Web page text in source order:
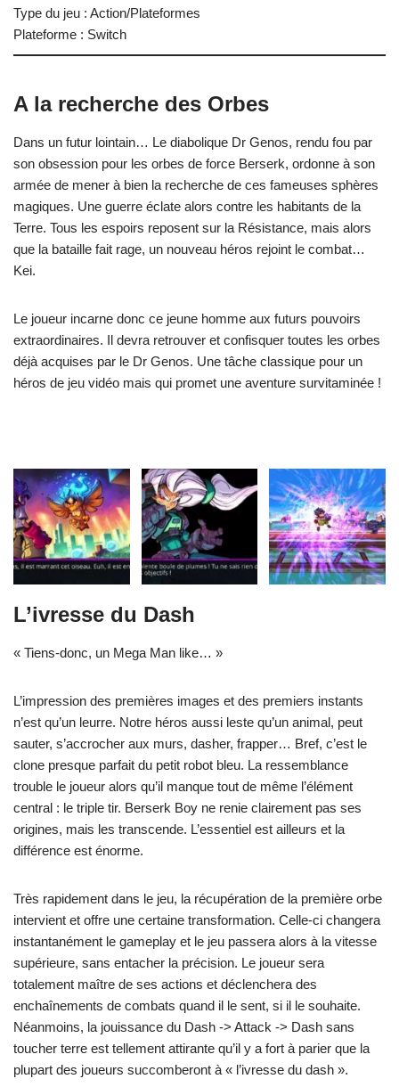
Type du jeu : Action/Plateformes
Plateforme : Switch
A la recherche des Orbes
Dans un futur lointain… Le diabolique Dr Genos, rendu fou par
son obsession pour les orbes de force Berserk, ordonne à son
armée de mener à bien la recherche de ces fameuses sphères
magiques. Une guerre éclate alors contre les habitants de la
Terre. Tous les espoirs reposent sur la Résistance, mais alors
que la bataille fait rage, un nouveau héros rejoint le combat…
Kei.
Le joueur incarne donc ce jeune homme aux futurs pouvoirs
extraordinaires. Il devra retrouver et confisquer toutes les orbes
déjà acquises par le Dr Genos. Une tâche classique pour un
héros de jeu vidéo mais qui promet une aventure survitaminée !
L’ivresse du Dash
« Tiens-donc, un Mega Man like… »
L’impression des premières images et des premiers instants
n’est qu’un leurre. Notre héros aussi leste qu’un animal, peut
sauter, s’accrocher aux murs, dasher, frapper… Bref, c’est le
clone presque parfait du petit robot bleu. La ressemblance
trouble le joueur alors qu’il manque tout de même l’élément
central : le triple tir. Berserk Boy ne renie clairement pas ses
origines, mais les transcende. L’essentiel est ailleurs et la
différence est énorme.
Très rapidement dans le jeu, la récupération de la première orbe
intervient et offre une certaine transformation. Celle-ci changera
instantanément le gameplay et le jeu passera alors à la vitesse
supérieure, sans entacher la précision. Le joueur sera
totalement maître de ses actions et déclenchera des
enchaînements de combats quand il le sent, si il le souhaite.
Néanmoins, la jouissance du Dash -> Attack -> Dash sans
toucher terre est tellement attirante qu’il y a fort à parier que la
plupart des joueurs succomberont à « l’ivresse du dash ».